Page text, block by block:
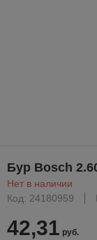
Бур Bosch
Нет в наличии
Код: 24180959
42,31 руб.